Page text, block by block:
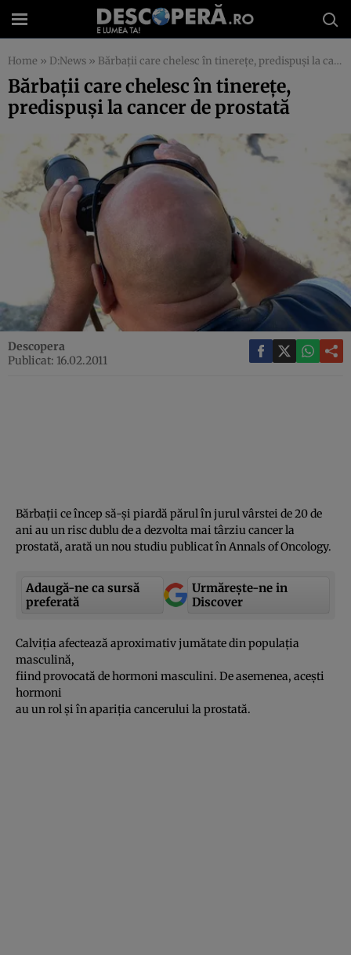
Home » D:News » Bărbaţii care chelesc în tinereţe, predispuşi la cancer de prostată
Bărbaţii care chelesc în tinereţe,
predispuşi la cancer de prostată
Descopera
Publicat: 16.02.2011
Bărbaţii ce încep să-şi piardă părul în jurul vârstei de 20 de
ani au un risc dublu de a dezvolta mai târziu cancer la
prostată, arată un nou studiu publicat în Annals of Oncology.
Adaugă-ne ca sursă
preferată
Urmărește-ne in
Discover
Calviţia afectează aproximativ jumătate din populaţia
masculină,
fiind provocată de hormoni masculini. De asemenea, aceşti
hormoni
au un rol şi în apariţia cancerului la prostată.